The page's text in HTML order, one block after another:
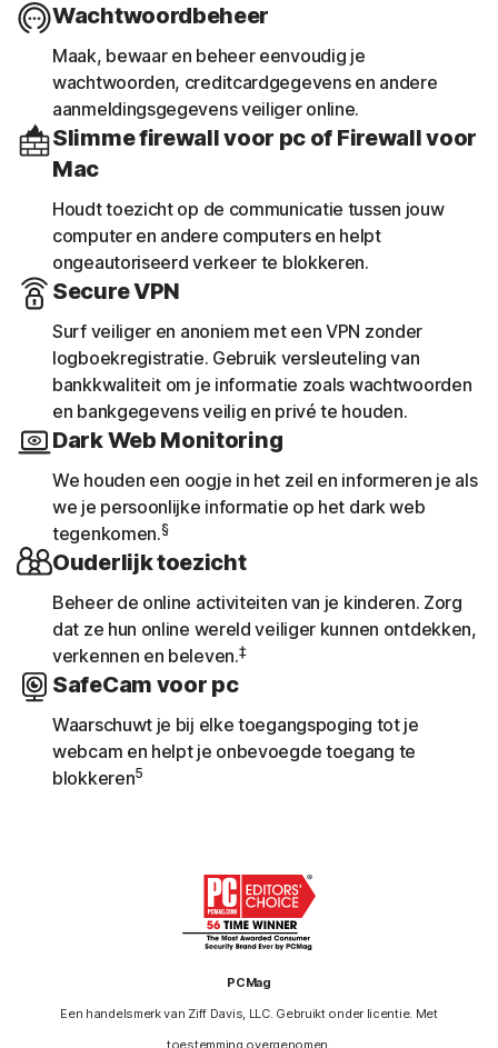
Wachtwoordbeheer
Maak, bewaar en beheer eenvoudig je
wachtwoorden, creditcardgegevens en andere
aanmeldingsgegevens veiliger online.
Slimme firewall voor pc of Firewall voor
Mac
Houdt toezicht op de communicatie tussen jouw
computer en andere computers en helpt
ongeautoriseerd verkeer te blokkeren.
Secure VPN
Surf veiliger en anoniem met een VPN zonder
logboekregistratie. Gebruik versleuteling van
bankkwaliteit om je informatie zoals wachtwoorden
en bankgegevens veilig en privé te houden.
Dark Web Monitoring
We houden een oogje in het zeil en informeren je als
we je persoonlijke informatie op het dark web
tegenkomen.§
Ouderlijk toezicht
Beheer de online activiteiten van je kinderen. Zorg
dat ze hun online wereld veiliger kunnen ontdekken,
verkennen en beleven.‡
SafeCam voor pc
Waarschuwt je bij elke toegangspoging tot je
webcam en helpt je onbevoegde toegang te
blokkeren5
PCMag
Een handelsmerk van Ziff Davis, LLC. Gebruikt onder licentie. Met